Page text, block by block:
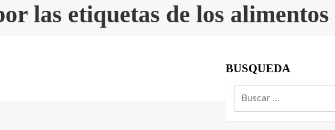
las etiquetas de los alimentos
BUSQUEDA
Buscar: